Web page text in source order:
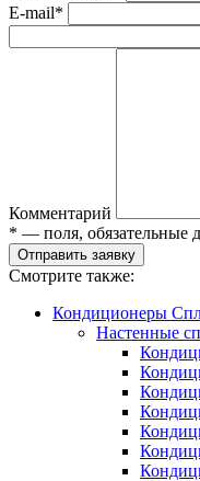
E-mail*
Комментарий
* — поля, обязательные
Отправить заявку
Смотрите также:
Кондиционеры
Настенные